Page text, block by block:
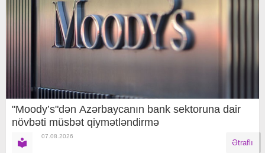
"Moody’s"dən Azərbaycanın bank sektoruna dair
növbəti müsbət qiymətləndirmə
07.08.2026
Ətraflı